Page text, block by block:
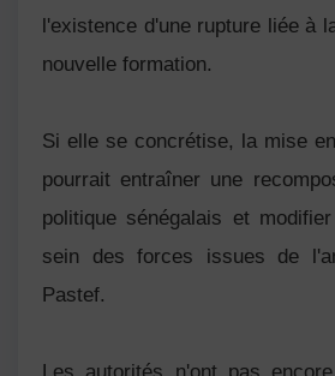
l'existence d'une rupture liée à
nouvelle formation.
Si elle se concrétise, la mise
pourrait entraîner une
politique sénégalais et
sein des forces issues de
Pastef.
Les autorités n'ont pas